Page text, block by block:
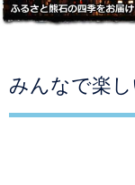
みんなで楽し